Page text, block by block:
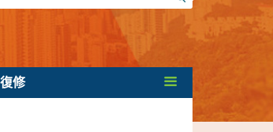
書LinkedIn
微
修